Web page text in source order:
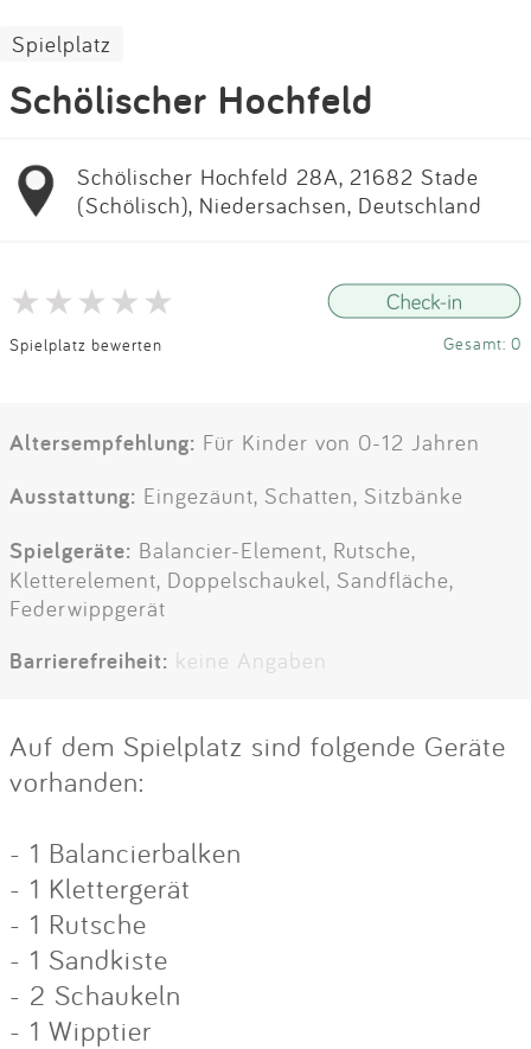
Spielplatz
Schölischer Hochfeld
Schölischer Hochfeld 28A, 21682 Stade
(Schölisch), Niedersachsen, Deutschland
Spielplatz bewerten Gesamt: 0
Altersempfehlung: Für Kinder von 0-12 Jahren
Ausstattung: Eingezäunt, Schatten, Sitzbänke
Spielgeräte: Balancier-Element, Rutsche,
Kletterelement, Doppelschaukel, Sandfläche,
Federwippgerät
Barrierefreiheit: keine Angaben
Auf dem Spielplatz sind folgende Geräte
vorhanden:
- 1 Balancierbalken
- 1 Klettergerät
- 1 Rutsche
- 1 Sandkiste
- 2 Schaukeln
- 1 Wipptier